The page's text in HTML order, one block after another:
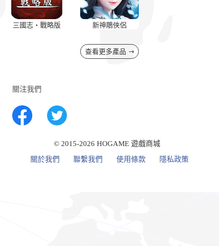
三國志・戰略版 新神鵰俠侶
查看更多產品
關注我們
© 2015-2026 HOGAME 遊戲商城
關於我們
聯繫我們 使用條款 隱私政策